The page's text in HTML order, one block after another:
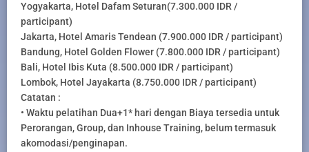
Yogyakarta, Hotel Dafam Seturan(7.300.000 IDR /
participant)
Jakarta, Hotel Amaris Tendean (7.900.000 IDR / participant)
Bandung, Hotel Golden Flower (7.800.000 IDR / participant)
Bali, Hotel Ibis Kuta (8.500.000 IDR / participant)
Lombok, Hotel Jayakarta (8.750.000 IDR / participant)
Catatan :
• Waktu pelatihan Dua+1* hari dengan Biaya tersedia untuk
Perorangan, Group, dan Inhouse Training, belum termasuk
akomodasi/penginapan.